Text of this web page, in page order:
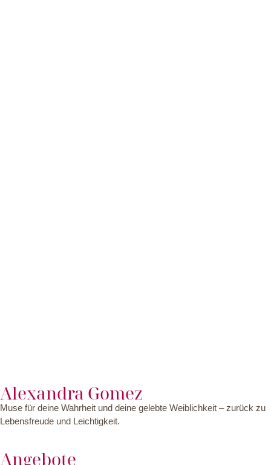
Alexandra Gomez
Muse für deine Wahrheit und deine gelebte Weiblichkeit – zurück zu
Lebensfreude und Leichtigkeit.
Angebote